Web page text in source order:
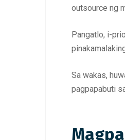
outsource ng
Pangatlo, i-
Sa wakas,
pagpapabuti